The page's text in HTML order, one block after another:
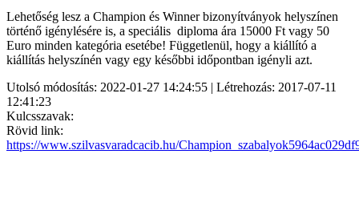
Lehetőség lesz a Champion és Winner bizonyítványok helyszínen
történő igénylésére is, a speciális diploma ára 15000 Ft vagy 50
Euro minden kategória esetébe! Függetlenül, hogy a kiállító a
kiállítás helyszínén vagy egy későbbi időpontban igényli azt.
Utolsó módosítás: 2022-01-27 14:24:55 | Létrehozás: 2017-07-11
12:41:23
Kulcsszavak:
Rövid link:
https://www.szilvasvaradcacib.hu/